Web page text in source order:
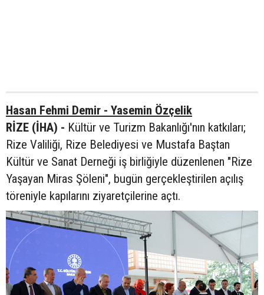
Hasan Fehmi Demir - Yasemin Özçelik
RİZE (İHA) - Kültür ve Turizm Bakanlığı'nın katkıları;
Rize Valiliği, Rize Belediyesi ve Mustafa Baştan
Kültür ve Sanat Derneği iş birliğiyle düzenlenen "Rize
Yaşayan Miras Şöleni", bugün gerçekleştirilen açılış
töreniyle kapılarını ziyaretçilerine açtı.